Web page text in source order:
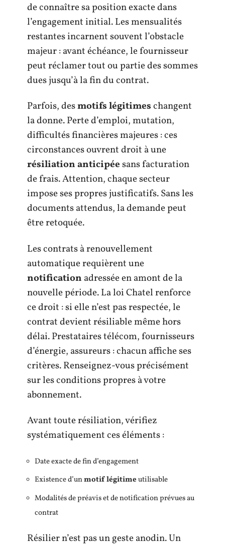
de connaître sa position exacte dans
l’engagement initial. Les mensualités
restantes incarnent souvent l’obstacle
majeur : avant échéance, le fournisseur
peut réclamer tout ou partie des sommes
dues jusqu’à la fin du contrat.
Parfois, desmotifs légitimeschangent
la donne. Perte d’emploi, mutation,
difficultés financières majeures : ces
circonstances ouvrent droit à une
résiliation anticipéesans facturation
de frais. Attention, chaque secteur
impose ses propres justificatifs. Sans les
documents attendus, la demande peut
être retoquée.
Les contrats à renouvellement
automatique requièrent une
notification adressée en amont de la
nouvelle période. La loi Chatel renforce
ce droit : si elle n’est pas respectée, le
contrat devient résiliable même hors
délai. Prestataires télécom, fournisseurs
d’énergie, assureurs : chacun affiche ses
critères. Renseignez-vous précisément
sur les conditions propres à votre
abonnement.
Avant toute résiliation, vérifiez
systématiquement ces éléments :
Date exacte de fin d’engagement
Existence d’unmotif légitimeutilisable
Modalités de préavis et de notification prévues au
contrat
Résilier n’est pas un geste anodin. Un